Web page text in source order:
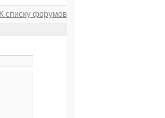
К списку форумов